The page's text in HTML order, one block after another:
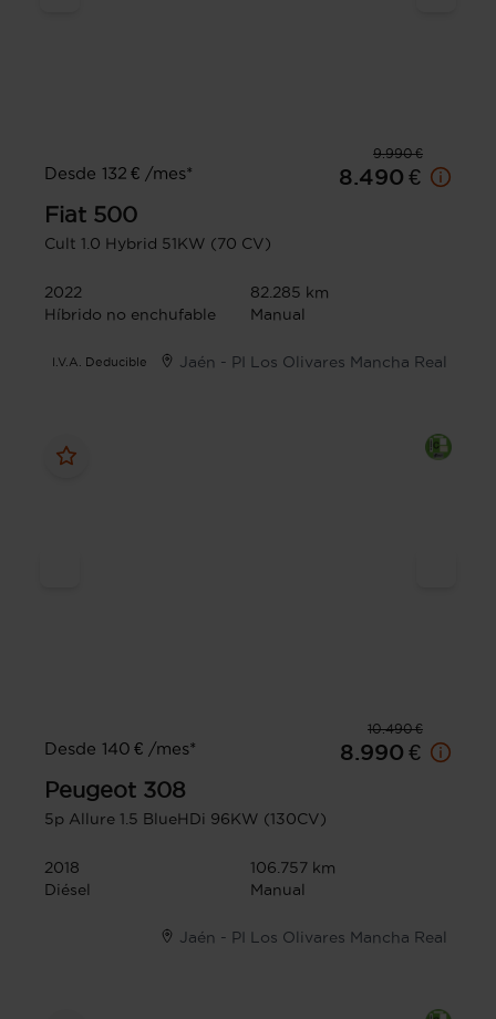
9.990 €
Desde 132 € /mes*
8.490 €
Fiat 500
Cult 1.0 Hybrid 51KW (70 CV)
2022
82.285 km
Híbrido no enchufable
Manual
I.V.A. Deducible Jaén - PI Los Olivares Mancha Real
10.490 €
Desde 140 € /mes*
8.990 €
Peugeot 308
5p Allure 1.5 BlueHDi 96KW (130CV)
2018
106.757 km
Diésel
Manual
Jaén - PI Los Olivares Mancha Real